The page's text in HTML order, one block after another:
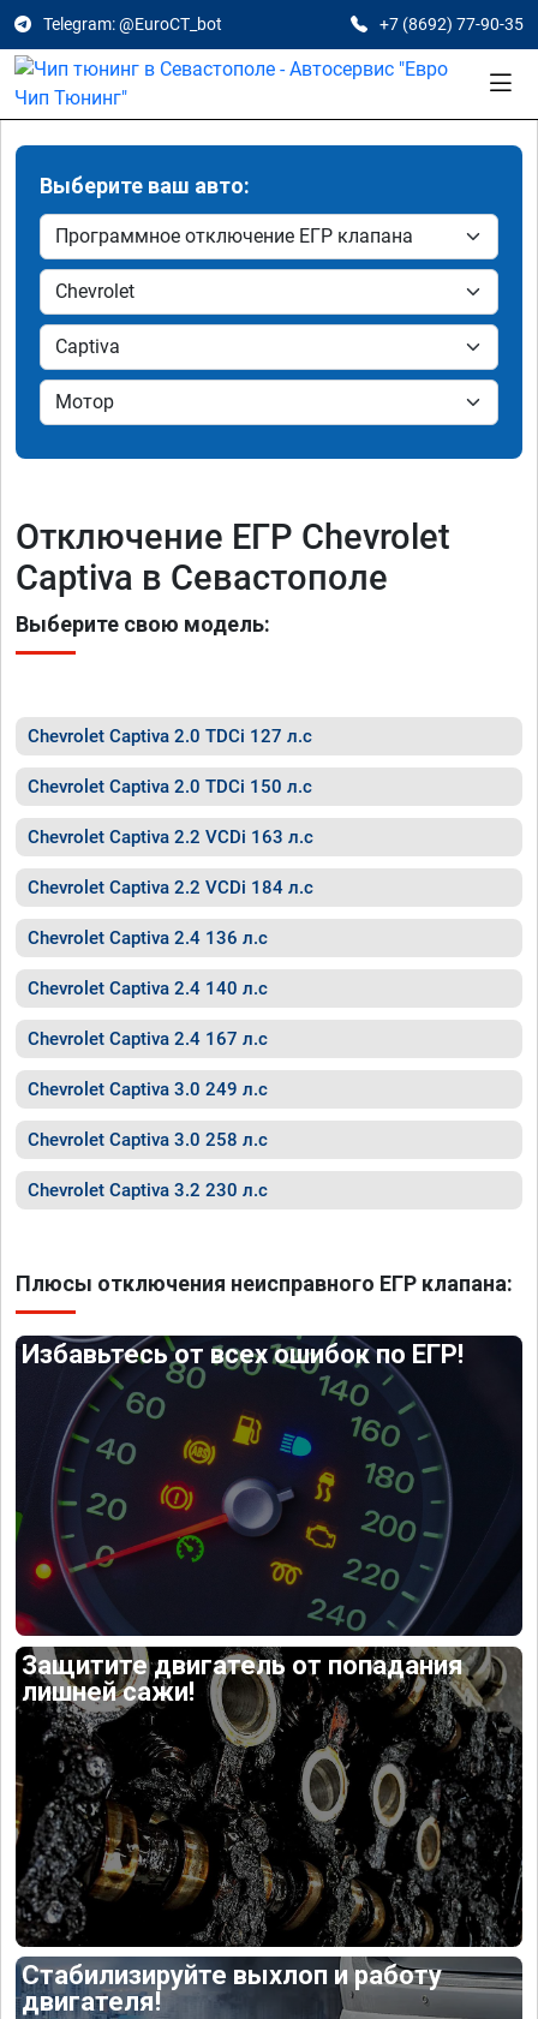
Telegram: @EuroCT_bot +7 (8692) 77-90-35
Выберите ваш авто:
Отключение ЕГР Chevrolet
Captiva в Севастополе
Выберите свою модель:
Chevrolet Captiva 2.0 TDCi 127 л.с
Chevrolet Captiva 2.0 TDCi 150 л.с
Chevrolet Captiva 2.2 VCDi 163 л.с
Chevrolet Captiva 2.2 VCDi 184 л.с
Chevrolet Captiva 2.4 136 л.с
Chevrolet Captiva 2.4 140 л.с
Chevrolet Captiva 2.4 167 л.с
Chevrolet Captiva 3.0 249 л.с
Chevrolet Captiva 3.0 258 л.с
Chevrolet Captiva 3.2 230 л.с
Плюсы отключения неисправного ЕГР клапана:
Избавьтесь от всех ошибок по ЕГР!
Защитите двигатель от попадания
лишней сажи!
Стабилизируйте выхлоп и работу
двигателя!